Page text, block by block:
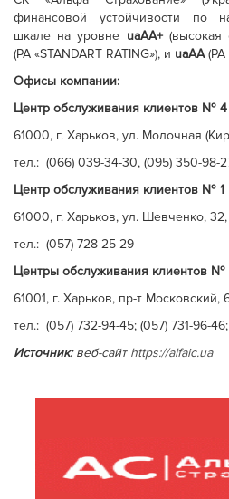
финансовой устойчивости по
шкале на уровне uaAA+(высокая
(РА «STANDART RATING»), и uaAA(РА
Офисы компании:
Центр обслуживания клиентов № 4
61000, г. Харьков, ул. Молочная
тел.: (066) 039-34-30, (095) 350-98-
Центр обслуживания клиентов № 1
61000, г. Харьков, ул. Шевченко,
тел.: (057) 728-25-29
Центры обслуживания клиентов
61001, г. Харьков, пр-т Московский,
тел.: (057) 732-94-45; (057) 731-96-
Источник:веб-сайт https://alfaic.ua